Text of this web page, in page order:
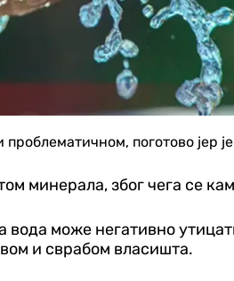
поготово јер
минерала, због чега се
вода може негативно
и сврабом власишта.